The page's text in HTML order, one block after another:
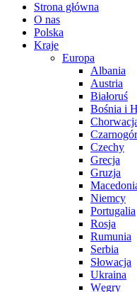
Strona główna
O nas
Polska
Kraje
Europa
Albania
Austria
Białoruś
Bośnia i
Czechy
Grecja
Gruzja
Niemcy
Portugalia
Rosja
Rumunia
Serbia
Słowacja
Ukraina
Węgry